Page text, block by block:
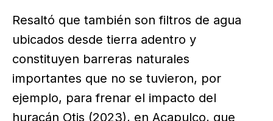
Resaltó que también son filtros de agua
ubicados desde tierra adentro y
constituyen barreras naturales
importantes que no se tuvieron, por
ejemplo, para frenar el impacto del
huracán Otis (2023), en Acapulco, que